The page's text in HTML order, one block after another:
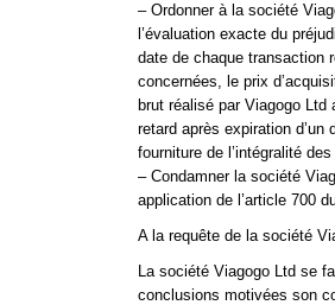
– Ordonner à la société
l’évaluation exacte du
date de chaque transaction
concernées, le prix
brut réalisé par Viagogo
retard après expiration d’un
fourniture de l’intégralité
– Condamner la société
application de l’article 700
A la requête de la société
La société Viagogo Ltd se
conclusions motivées son